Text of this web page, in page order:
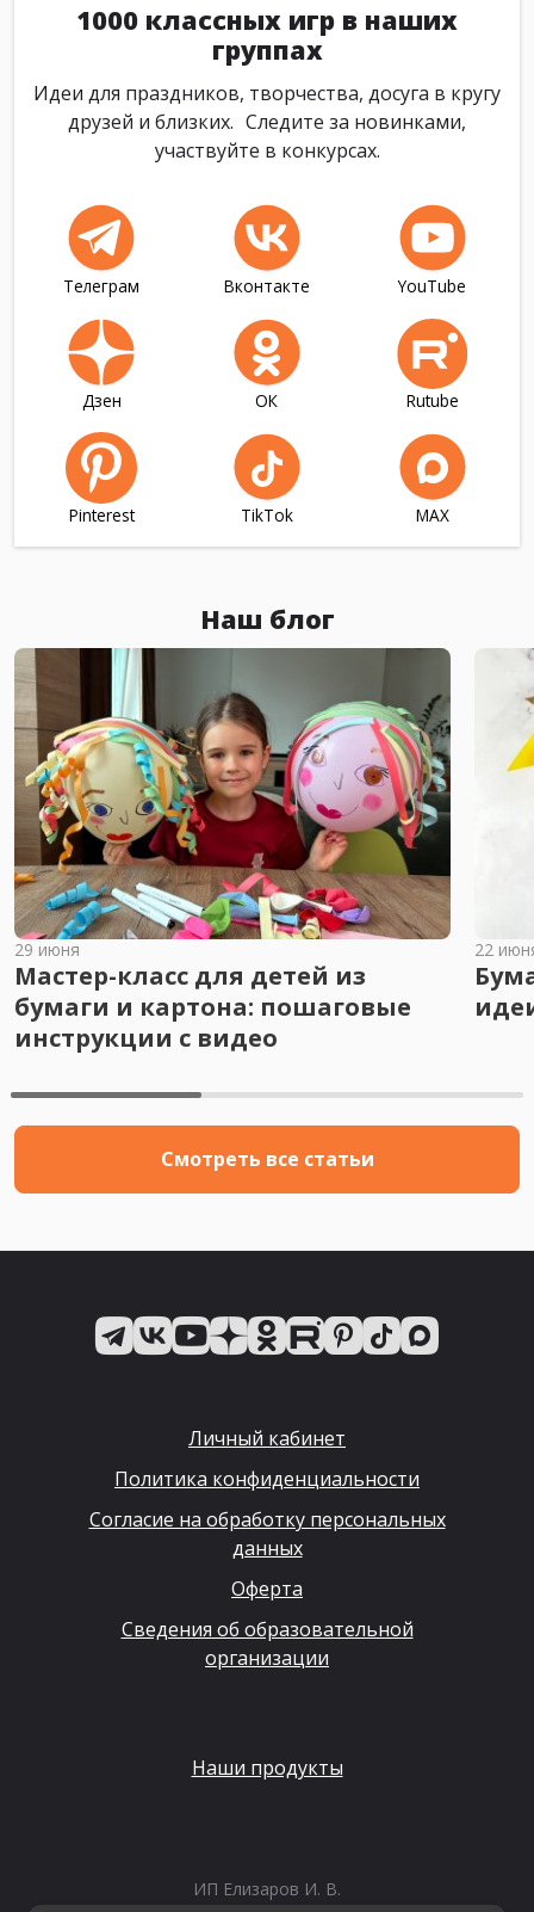
1000 классных игр в наших
группах
Идеи для праздников, творчества, досуга в кругу
друзей и близких. Следите за новинками,
участвуйте в конкурсах.
Телеграм Вконтакте YouTube
Дзен ОК Rutube
Pinterest TikTok МАХ
Наш блог
29 июня
Мастер-класс для детей из
бумаги и картона: пошаговые
инструкции с видео
22
Смотреть все статьи
Личный кабинет
Политика конфиденциальности
Согласие на обработку персональных
данных
Оферта
Сведения об образовательной
организации
Наши продукты
ИП Елизаров И. В.